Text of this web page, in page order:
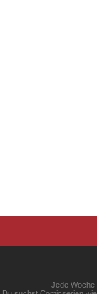
Jede Woche